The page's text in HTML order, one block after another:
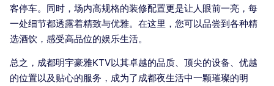
客停车。同时，场内高规格的装修配置更是让人眼前一亮，每
一处细节都透露着精致与优雅。在这里，您可以品尝到各种精
选酒饮，感受高品位的娱乐生活。
总之，成都明宇豪雅KTV以其卓越的品质、顶尖的设备、优越
的位置以及贴心的服务，成为了成都夜生活中一颗璀璨的明